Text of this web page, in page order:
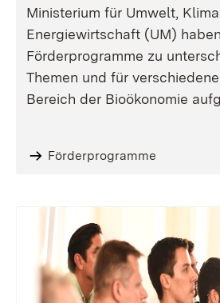
Ministerium für Umwelt,
Energiewirtschaft (UM) haben
Förderprogramme zu
Themen und für
Bereich der Bioökonomie
Förderprogramme